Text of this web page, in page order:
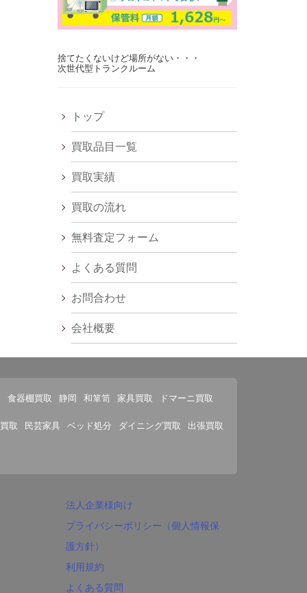
捨てたくないけど場所がない・・・
次世代型トランクルーム
トップ
買取品目一覧
買取実績
買取の流れ
無料査定フォーム
よくある質問
お問合わせ
会社概要
食器棚買取 静岡 和箪笥 家具買取 ドマーニ買取
買取 民芸家具 ベッド処分 ダイニング買取 出張買取
法人企業様向け
プライバシーポリシー（個人情報保
護方針）
利用規約
よくある質問